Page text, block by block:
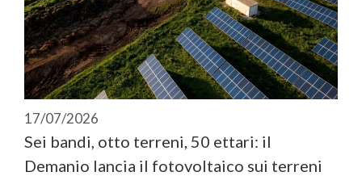
17/07/2026
Sei bandi, otto terreni, 50 ettari: il
Demanio lancia il fotovoltaico sui terreni